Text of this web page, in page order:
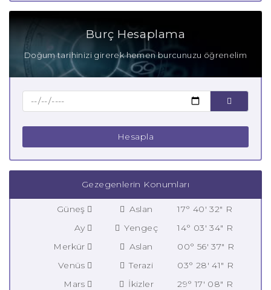
Burç Hesaplama
Doğum tarihinizi girerek hemen burcunuzu öğrenelim
Hesapla
Gezegenlerin Konumları
Güneş Aslan
17° 40' 32" R
Ay
Yengeç
14° 03' 34" R
Merkür
Aslan
00° 56' 37" R
Venüs
Terazi
03° 28' 41" R
Mars
İkizler
29° 17' 08" R